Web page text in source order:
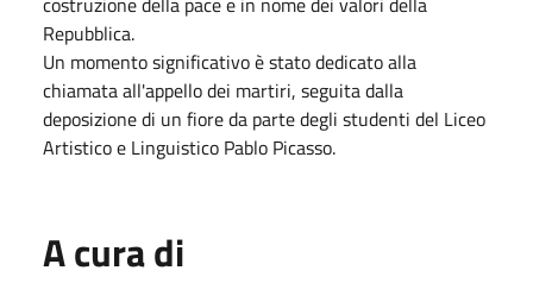
Repubblica.
Un momento significativo è stato dedicato alla
chiamata all'appello dei martiri, seguita dalla
deposizione di un fiore da parte degli studenti del Liceo
Artistico e Linguistico Pablo Picasso.
A cura di